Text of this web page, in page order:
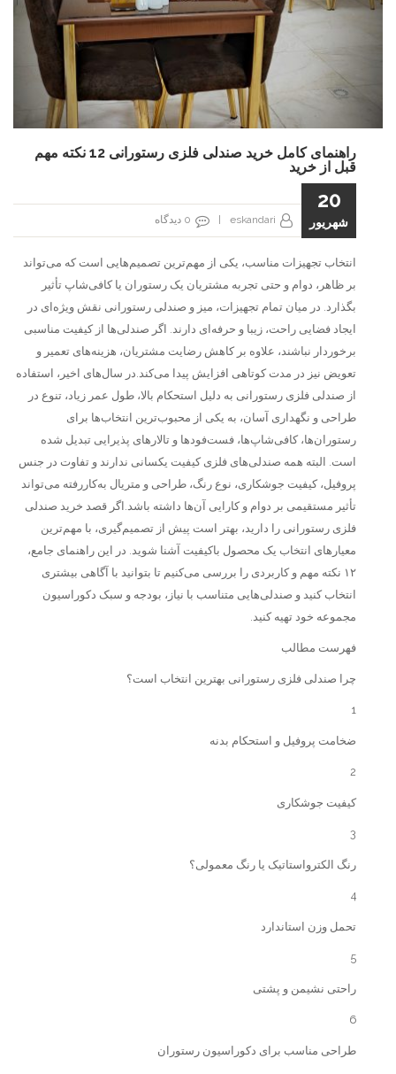
راهنمای کامل خرید صندلی فلزی رستورانی 12 نکته مهم
قبل از خرید
20
شهریور eskandari
0 دیدگاه
انتخاب تجهیزات مناسب، یکی از مهم‌ترین تصمیم‌هایی است که می‌تواند
بر ظاهر، دوام و حتی تجربه مشتریان یک رستوران یا کافی‌شاپ تأثیر
بگذارد. در میان تمام تجهیزات، میز و صندلی رستورانی نقش ویژه‌ای در
ایجاد فضایی راحت، زیبا و حرفه‌ای دارند. اگر صندلی‌ها از کیفیت مناسبی
برخوردار نباشند، علاوه بر کاهش رضایت مشتریان، هزینه‌های تعمیر و
تعویض نیز در مدت کوتاهی افزایش پیدا می‌کند.در سال‌های اخیر، استفاده
از صندلی فلزی رستورانی به دلیل استحکام بالا، طول عمر زیاد، تنوع در
طراحی و نگهداری آسان، به یکی از محبوب‌ترین انتخاب‌ها برای
رستوران‌ها، کافی‌شاپ‌ها، فست‌فودها و تالارهای پذیرایی تبدیل شده
است. البته همه صندلی‌های فلزی کیفیت یکسانی ندارند و تفاوت در جنس
پروفیل، کیفیت جوشکاری، نوع رنگ، طراحی و متریال به‌کاررفته می‌تواند
تأثیر مستقیمی بر دوام و کارایی آن‌ها داشته باشد.اگر قصد خرید صندلی
فلزی رستورانی را دارید، بهتر است پیش از تصمیم‌گیری، با مهم‌ترین
معیارهای انتخاب یک محصول باکیفیت آشنا شوید. در این راهنمای جامع،
۱۲ نکته مهم و کاربردی را بررسی می‌کنیم تا بتوانید با آگاهی بیشتری
انتخاب کنید و صندلی‌هایی متناسب با نیاز، بودجه و سبک دکوراسیون
مجموعه خود تهیه کنید.
فهرست مطالب
چرا صندلی فلزی رستورانی بهترین انتخاب است؟
1
ضخامت پروفیل و استحکام بدنه
2
کیفیت جوشکاری
3
رنگ الکترواستاتیک یا رنگ معمولی؟
4
تحمل وزن استاندارد
5
راحتی نشیمن و پشتی
6
طراحی مناسب برای دکوراسیون رستوران